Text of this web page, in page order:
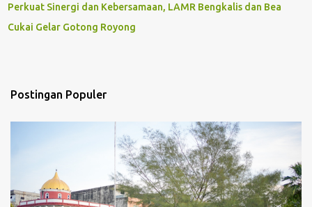
Perkuat Sinergi dan Kebersamaan, LAMR Bengkalis dan Bea
Cukai Gelar Gotong Royong
Postingan Populer